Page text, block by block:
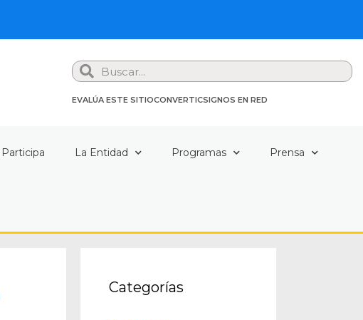
Search
EVALÚA ESTE SITIOCONVERTICSIGNOS EN RED
Participa La Entidad Programas Prensa
Categorías